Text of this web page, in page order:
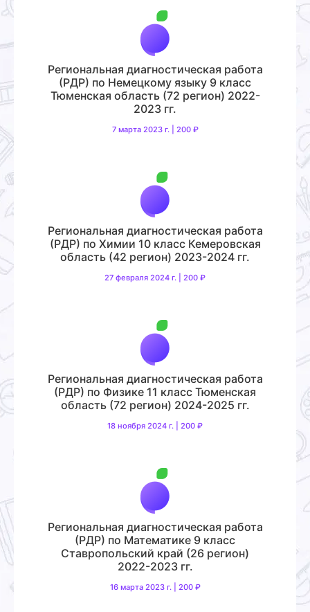
Региональная диагностическая работа
(РДР) по Немецкому языку 9 класс
Тюменская область (72 регион) 2022-
2023 гг.
7 марта 2023 г. | 200 ₽
Региональная диагностическая работа
(РДР) по Химии 10 класс Кемеровская
область (42 регион) 2023-2024 гг.
27 февраля 2024 г. | 200 ₽
Региональная диагностическая работа
(РДР) по Физике 11 класс Тюменская
область (72 регион) 2024-2025 гг.
18 ноября 2024 г. | 200 ₽
Региональная диагностическая работа
(РДР) по Математике 9 класс
Ставропольский край (26 регион)
2022-2023 гг.
16 марта 2023 г. | 200 ₽